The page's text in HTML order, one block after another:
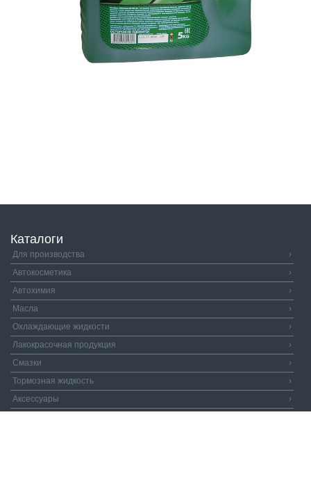
Каталоги
Для производства
›
Автокосметика
›
Автохимия
›
Масла
›
Охлаждающие жидкости
›
Лакокрасочная продукция
›
Смазки
›
Тормозная жидкость
›
Аксессуары
›